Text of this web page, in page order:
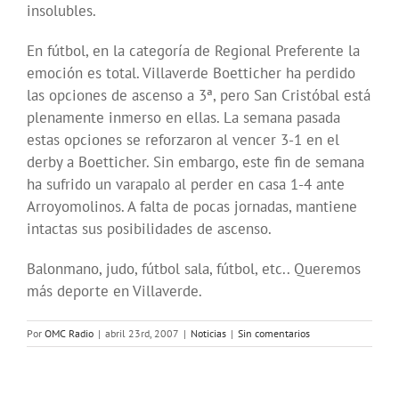
insolubles.
En fútbol, en la categoría de Regional Preferente la
emoción es total. Villaverde Boetticher ha perdido
las opciones de ascenso a 3ª, pero San Cristóbal está
plenamente inmerso en ellas. La semana pasada
estas opciones se reforzaron al vencer 3-1 en el
derby a Boetticher. Sin embargo, este fin de semana
ha sufrido un varapalo al perder en casa 1-4 ante
Arroyomolinos. A falta de pocas jornadas, mantiene
intactas sus posibilidades de ascenso.
Balonmano, judo, fútbol sala, fútbol, etc.. Queremos
más deporte en Villaverde.
Por OMC Radio | abril 23rd, 2007 | Noticias | Sin comentarios